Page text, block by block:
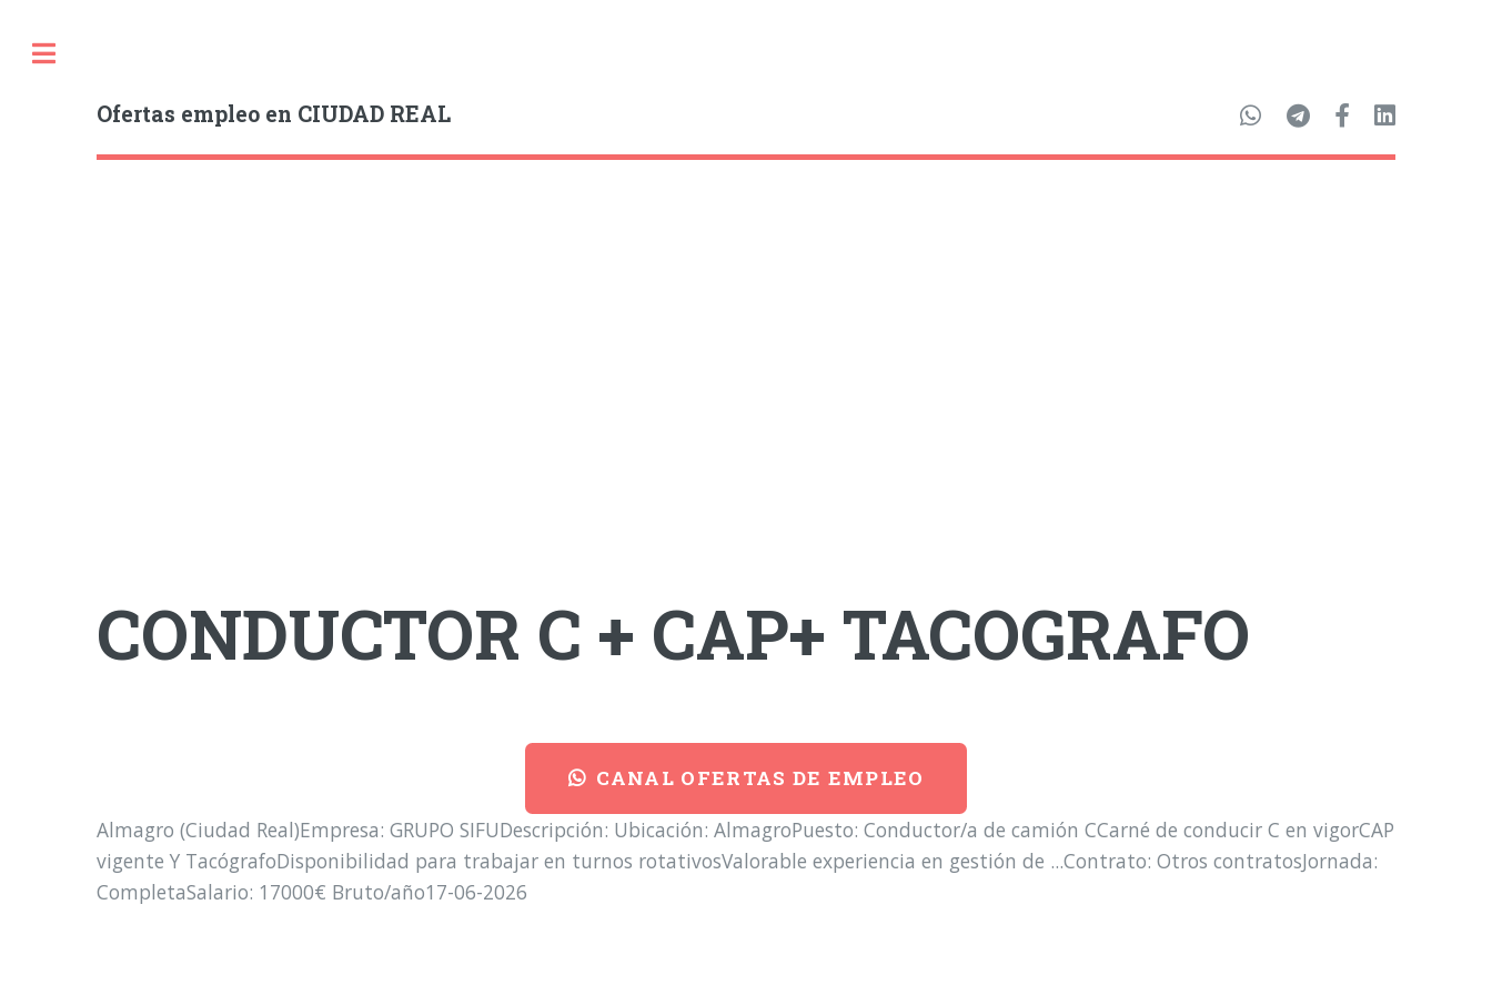
Ofertas empleo en CIUDAD REAL
CONDUCTOR C + CAP+ TACOGRAFO
CANAL OFERTAS DE EMPLEO
Almagro (Ciudad Real)Empresa: GRUPO SIFUDescripción: Ubicación: AlmagroPuesto: Conductor/a de camión CCarné de conducir C en vigorCAP
vigente Y TacógrafoDisponibilidad para trabajar en turnos rotativosValorable experiencia en gestión de ...Contrato: Otros contratosJornada:
CompletaSalario: 17000€ Bruto/año17-06-2026